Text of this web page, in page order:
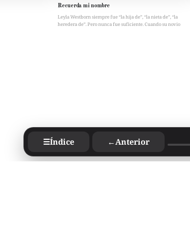
☰Índice ←Anterior
Recuerda mi nombre
Leyla Westborn siempre fue “la hija de”, “la nieta de”, “la
heredera de”. Pero nunca fue suficiente. Cuando su novio